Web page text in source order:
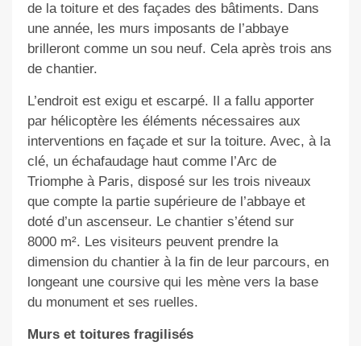
de la toiture et des façades des bâtiments. Dans
une année, les murs imposants de l’abbaye
brilleront comme un sou neuf. Cela après trois ans
de chantier.
L’endroit est exigu et escarpé. Il a fallu apporter
par hélicoptère les éléments nécessaires aux
interventions en façade et sur la toiture. Avec, à la
clé, un échafaudage haut comme l’Arc de
Triomphe à Paris, disposé sur les trois niveaux
que compte la partie supérieure de l’abbaye et
doté d’un ascenseur. Le chantier s’étend sur
8000 m². Les visiteurs peuvent prendre la
dimension du chantier à la fin de leur parcours, en
longeant une coursive qui les mène vers la base
du monument et ses ruelles.
Murs et toitures fragilisés